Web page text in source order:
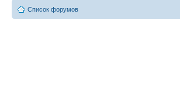
Список форумов